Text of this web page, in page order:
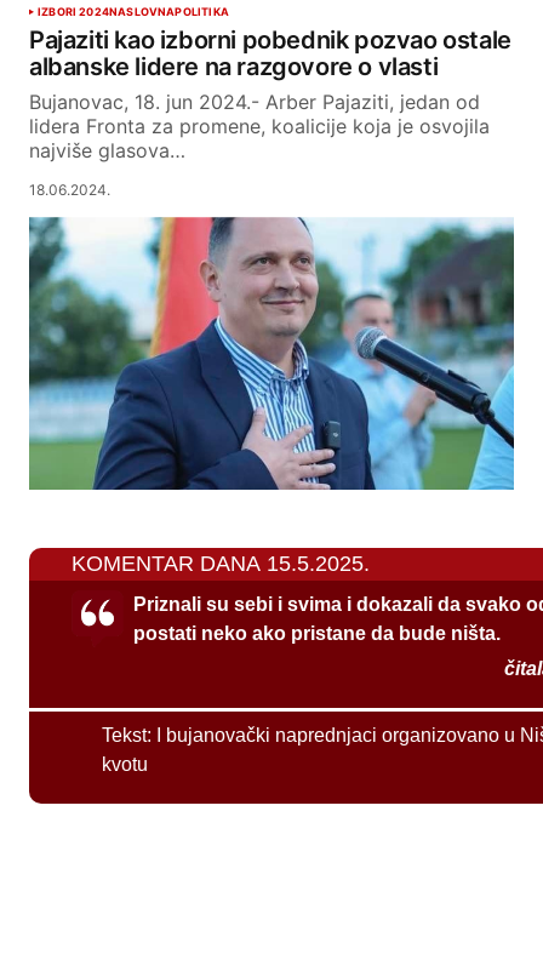
IZBORI 2024NASLOVNAPOLITIKA
Pajaziti kao izborni pobednik pozvao ostale
albanske lidere na razgovore o vlasti
Bujanovac, 18. jun 2024.- Arber Pajaziti, jedan od
lidera Fronta za promene, koalicije koja je osvojila
najviše glasova…
18.06.2024.
KOMENTAR DANA 15.5.2025.
Priznali su sebi i svima i dokazali da svako
postati neko ako pristane da bude ništa.
Tekst:
I bujanovački naprednjaci organizovano u
kvotu